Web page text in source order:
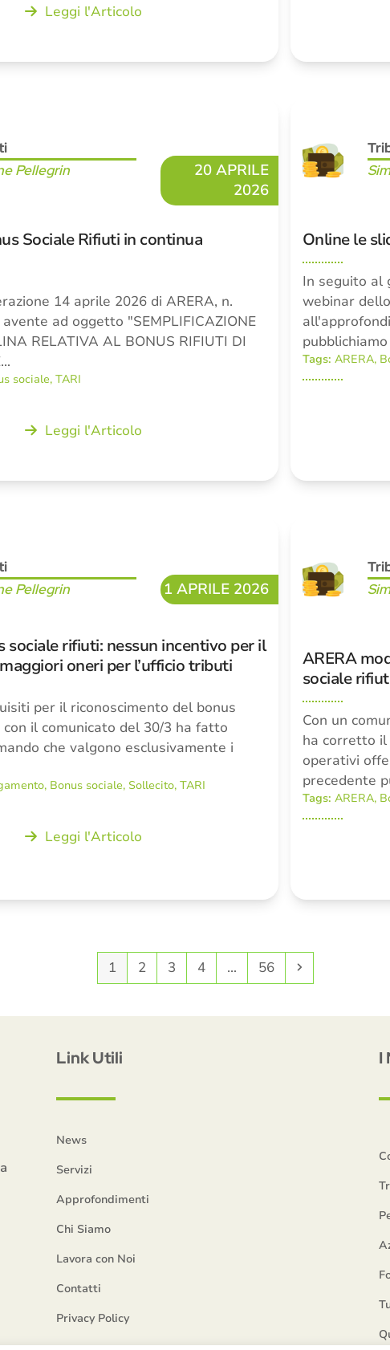
Leggi l'Articolo
Pellegrin
20 APRILE
2026
Sociale Rifiuti in continua
14 aprile 2026 di ARERA, n.
ad oggetto "SEMPLIFICAZIONE
RELATIVA AL BONUS RIFIUTI DI
sociale,TARI
Leggi l'Articolo
Online le
In seguito al
webinar
Tags: ARERA,
Pellegrin
1 APRILE 2026
sociale rifiuti: nessun incentivo per il
oneri per l’ufficio tributi
per il riconoscimento del bonus
con il comunicato del 30/3 ha fatto
che valgono esclusivamente i
, Bonus sociale, Sollecito,TARI
Leggi l'Articolo
ARERA
sociale
Con un
ha corretto
operativi
precedente
Tags: ARERA,
Pagina
1 Pagina
2 Pagina
3 Pagina
4 … Pagina
56
Link Utili
News
Servizi
Approfondimenti
Chi Siamo
Lavora con Noi
Contatti
Privacy Policy
I